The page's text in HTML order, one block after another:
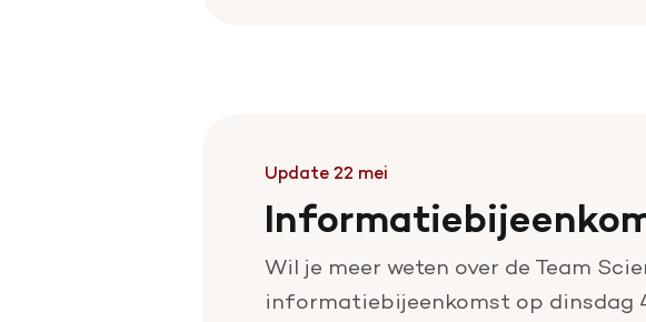
Update 22 mei
Wil je meer weten over de Team
informatiebijeenkomst op dinsdag